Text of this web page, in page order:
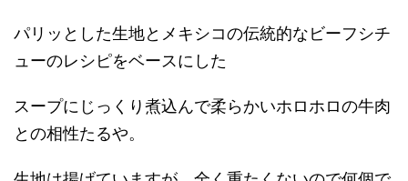
パリッとした生地とメキシコの伝統的なビーフシチ
ューのレシピをベースにした
スープにじっくり煮込んで柔らかいホロホロの牛肉
との相性たるや。